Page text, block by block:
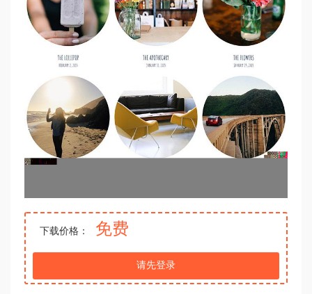
下载价格： 免费
请先登录